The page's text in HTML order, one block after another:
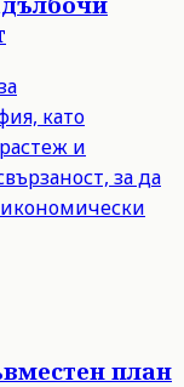
като
и
за да
план